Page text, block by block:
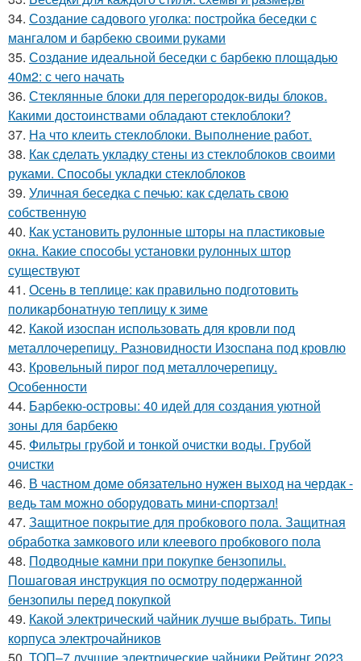
34. Создание садового уголка: постройка беседки с
мангалом и барбекю своими руками
35. Создание идеальной беседки с барбекю площадью
40м2: с чего начать
36. Стеклянные блоки для перегородок-виды блоков.
Какими достоинствами обладают стеклоблоки?
37. На что клеить стеклоблоки. Выполнение работ.
38. Как сделать укладку стены из стеклоблоков своими
руками. Способы укладки стеклоблоков
39. Уличная беседка с печью: как сделать свою
собственную
40. Как установить рулонные шторы на пластиковые
окна. Какие способы установки рулонных штор
существуют
41. Осень в теплице: как правильно подготовить
поликарбонатную теплицу к зиме
42. Какой изоспан использовать для кровли под
металлочерепицу. Разновидности Изоспана под кровлю
43. Кровельный пирог под металлочерепицу.
Особенности
44. Барбекю-островы: 40 идей для создания уютной
зоны для барбекю
45. Фильтры грубой и тонкой очистки воды. Грубой
очистки
46. В частном доме обязательно нужен выход на чердак -
ведь там можно оборудовать мини-спортзал!
47. Защитное покрытие для пробкового пола. Защитная
обработка замкового или клеевого пробкового пола
48. Подводные камни при покупке бензопилы.
Пошаговая инструкция по осмотру подержанной
бензопилы перед покупкой
49. Какой электрический чайник лучше выбрать. Типы
корпуса электрочайников